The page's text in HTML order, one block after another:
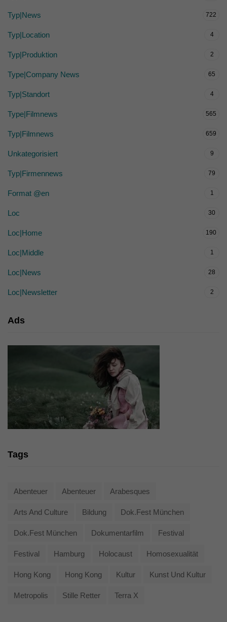
Typ|News 722
Typ|Location 4
Typ|Produktion 2
Type|Company News 65
Typ|Standort 4
Type|Filmnews 565
Typ|Filmnews 659
Unkategorisiert 9
Typ|Firmennews 79
Format @en 1
Loc 30
Loc|Home 190
Loc|Middle 1
Loc|News 28
Loc|Newsletter 2
Ads
Tags
Abenteuer Abenteuer Arabesques
Arts And Culture Bildung Dok.fest München
Dok.fest München Dokumentarfilm Festival
Festival Hamburg Holocaust Homosexualität
Hong Kong Hong Kong Kultur Kunst Und Kultur
Metropolis Stille Retter Terra X